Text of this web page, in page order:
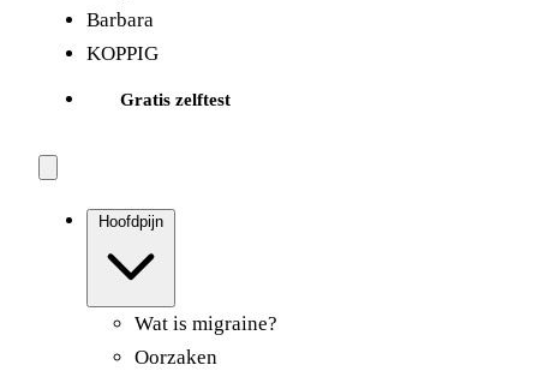
Barbara
KOPPIG
Gratis zelftest
Wat is migraine?
Oorzaken